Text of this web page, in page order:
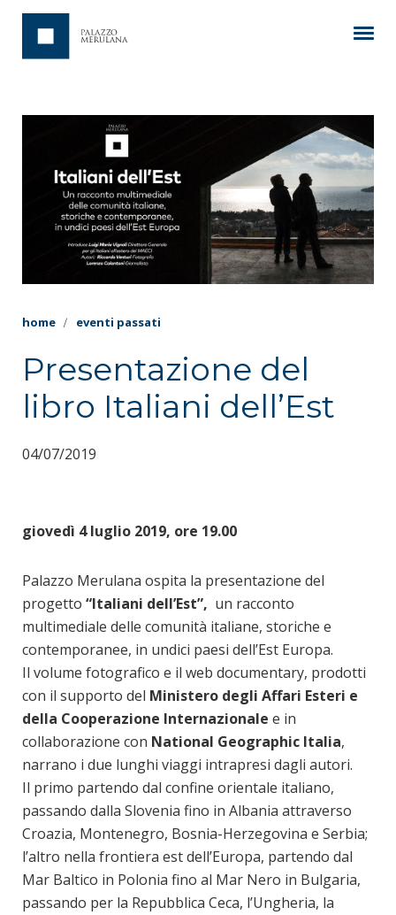
home eventi passati
Presentazione del
libro Italiani dell’Est
04/07/2019
giovedì 4 luglio 2019, ore 19.00
Palazzo Merulana ospita la presentazione del
progetto “Italiani dell’Est”, un racconto
multimediale delle comunità italiane, storiche e
contemporanee, in undici paesi dell’Est Europa.
Il volume fotografico e il web documentary, prodotti
con il supporto del Ministero degli Affari Esteri e
della Cooperazione Internazionale e in
collaborazione con National Geographic Italia,
narrano i due lunghi viaggi intrapresi dagli autori.
Il primo partendo dal confine orientale italiano,
passando dalla Slovenia fino in Albania attraverso
Croazia, Montenegro, Bosnia-Herzegovina e Serbia;
l’altro nella frontiera est dell’Europa, partendo dal
Mar Baltico in Polonia fino al Mar Nero in Bulgaria,
passando per la Repubblica Ceca, l’Ungheria, la